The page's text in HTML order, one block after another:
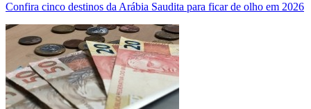
Confira cinco destinos da Arábia Saudita para ficar de olho em 2026